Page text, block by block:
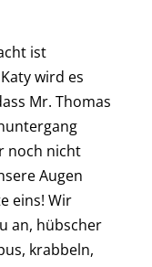
ist
wird es
Mr. Thomas
noch nicht
Augen
eins! Wir
an, hübscher
krabbeln,